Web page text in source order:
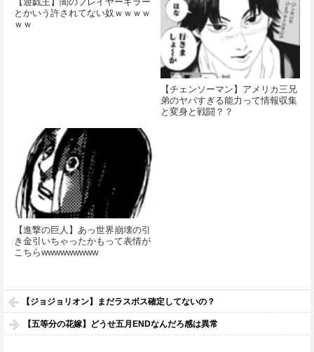
とかいう許されてない奴ｗｗｗｗ
ｗｗ
【チェンソーマン】アメリカ三兄
弟のヤバすぎる能力って情報収集
と変身と戦闘？？
【進撃の巨人】あっ世界崩壊の引
き金引いちゃったかもって表情が
こちらwwwwwwwww
【ジョジョリオン】まだラスボス確定してないの？
【五等分の花嫁】どうせ五月ENDなんだろ感は異常